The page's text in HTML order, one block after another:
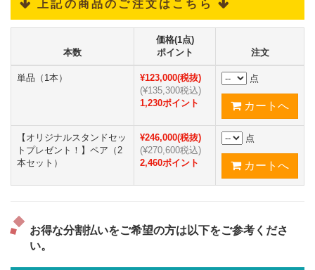
 上記の商品のご注文はこちら 
本数
価格(1点)
ポイント
注文
単品（1本）
¥123,000(税抜)
(¥135,300税込)
1,230ポイント
点
【オリジナルスタンドセッ
トプレゼント！】ペア（2
本セット）
¥246,000(税抜)
(¥270,600税込)
2,460ポイント
点
お得な分割払いをご希望の方は以下をご参考くださ
い。